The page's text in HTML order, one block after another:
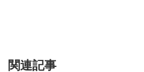
関連記事